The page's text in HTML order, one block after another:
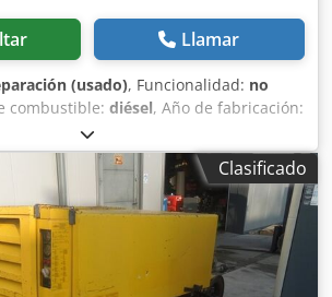
Llamar
(usado), Funcionalidad: no
combustible: diésel, Año de fabricación:
año de fabricación 2017, 1.154 horas
caudal 3,5 m³, potencia de emergencia
1 x 230 voltios, 2 x 400 voltios, núm.
eje doblado, el compresor
por lo demás, ABE/registro
Aktaofx Ai Iof
Clasificado